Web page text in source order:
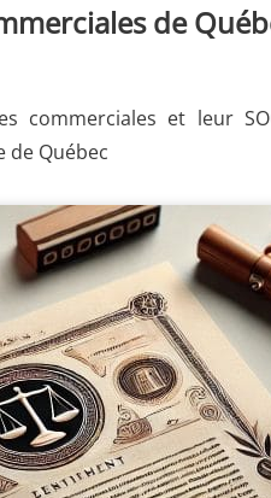
de
commerciales et leur
de Québec